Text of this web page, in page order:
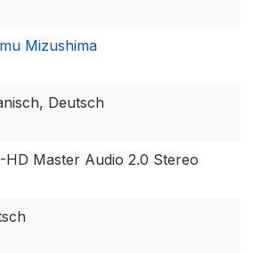
Mizushima
Deutsch
HD Master Audio 2.0 Stereo